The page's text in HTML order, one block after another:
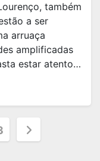
também
a ser
arruaça
amplificadas
estar atento…